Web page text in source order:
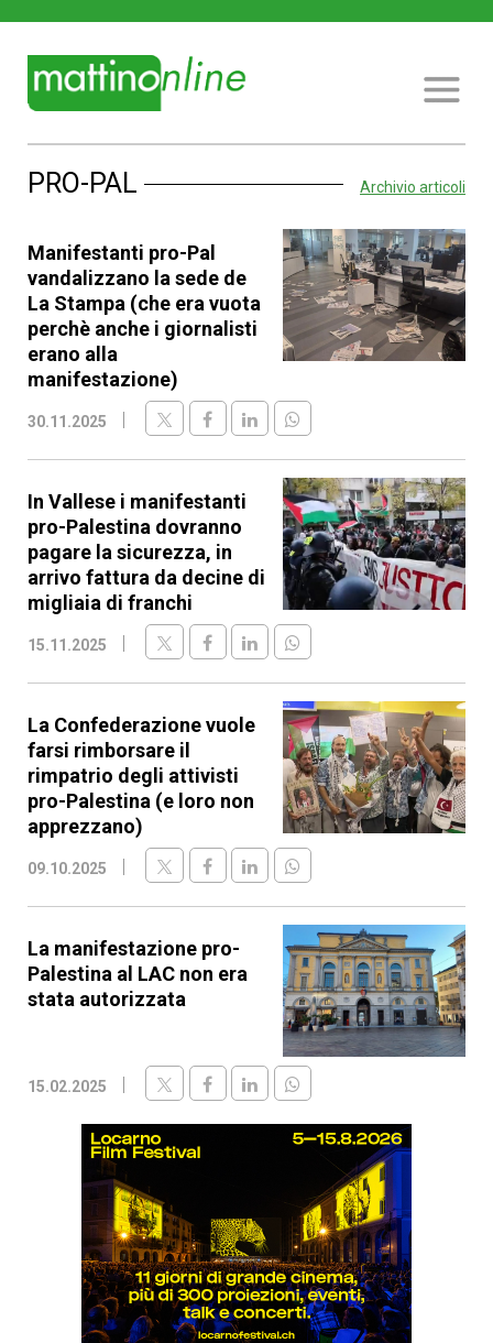
PRO-PAL Archivio articoli
Manifestanti pro-Pal
vandalizzano la sede de
La Stampa (che era vuota
perchè anche i giornalisti
erano alla
manifestazione)
30.11.2025
In Vallese i manifestanti
pro-Palestina dovranno
pagare la sicurezza, in
arrivo fattura da decine di
migliaia di franchi
15.11.2025
La Confederazione vuole
farsi rimborsare il
rimpatrio degli attivisti
pro-Palestina (e loro non
apprezzano)
09.10.2025
La manifestazione pro-
Palestina al LAC non era
stata autorizzata
15.02.2025